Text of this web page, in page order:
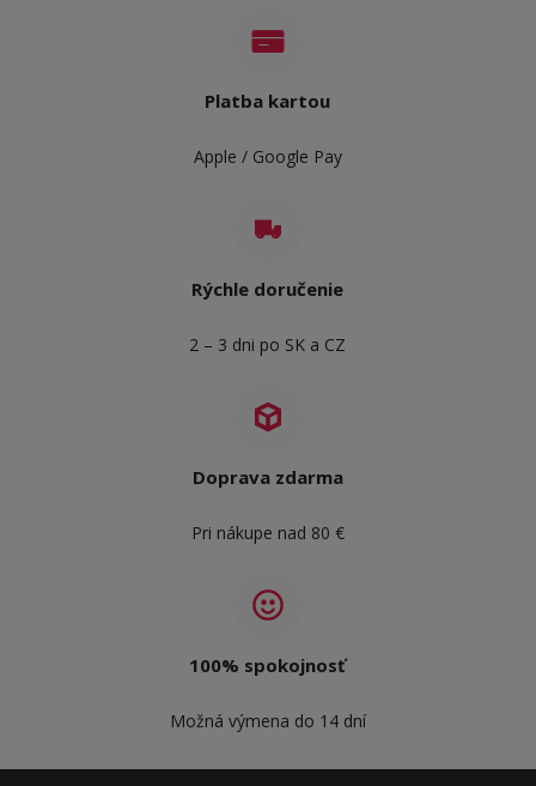
Platba kartou
Apple / Google Pay
Rýchle doručenie
2 – 3 dni po SK a CZ
Doprava zdarma
Pri nákupe nad 80 €
100% spokojnosť
Možná výmena do 14 dní